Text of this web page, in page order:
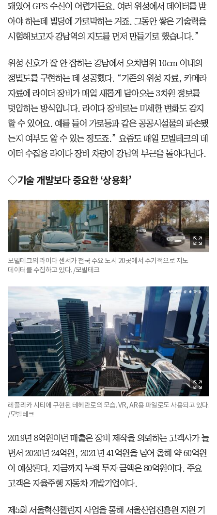
돼있어 GPS 수신이 어렵거든요. 여러 위성에서 데이터를 받
아야 하는데 빌딩에 가로막히는 거죠. 그동안 쌓은 기술력을
시험해보고자 강남역의 지도를 먼저 만들기로 했습니다.”
위성 신호가 잘 안 잡히는 강남에서 오차범위 10cm 이내의
정밀도를 구현하는 데 성공했다. “기존의 위성 자료, 카메라
자료에 라이더 장비가 매일 새롭게 담아오는 3차원 정보를
덧입히는 방식입니다. 라이다 장비로는 미세한 변화도 감지
할 수 있어요. 예를 들어 가로등과 같은 공공시설물의 파손됐
는지 여부도 알 수 있는 정도죠.” 요즘도 매일 모빌테크의 데
이터 수집용 라이다 장비 차량이 강남역 부근을 돌아다닌다.
◇기술 개발보다 중요한 ‘상용화’
모빌테크의 라이다 센서가 전국 주요 도시 20곳에서 주기적으로 지도
데이터를 수집하고 있다. /모빌테크
레플리카 시티에 구현된 테헤란로의 모습. VR, AR용 파일로도 사용되고 있다.
/모빌테크
2019년 8억원이던 매출은 장비 제작을 의뢰하는 고객사가 늘
면서 2020년 24억원, 2021년 41억원을 넘어 올해 약 60억원
이 예상된다. 지금까지 누적 투자 금액은 80억원이다. 주요
고객은 자율주행 자동차 개발기업이다.
제5회 서울혁신챌린지 사업을 통해 서울산업진흥원 지원 기